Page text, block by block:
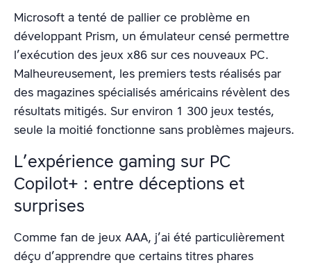
Microsoft a tenté de pallier ce problème en
développant Prism, un émulateur censé permettre
l’exécution des jeux x86 sur ces nouveaux PC.
Malheureusement, les premiers tests réalisés par
des magazines spécialisés américains révèlent des
résultats mitigés. Sur environ 1 300 jeux testés,
seule la moitié fonctionne sans problèmes majeurs.
L’expérience gaming sur PC
Copilot+ : entre déceptions et
surprises
Comme fan de jeux AAA, j’ai été particulièrement
déçu d’apprendre que certains titres phares